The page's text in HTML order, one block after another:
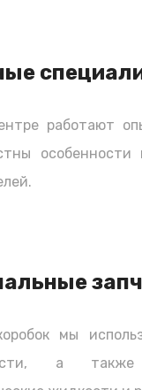
работают
особенности
мы
а также